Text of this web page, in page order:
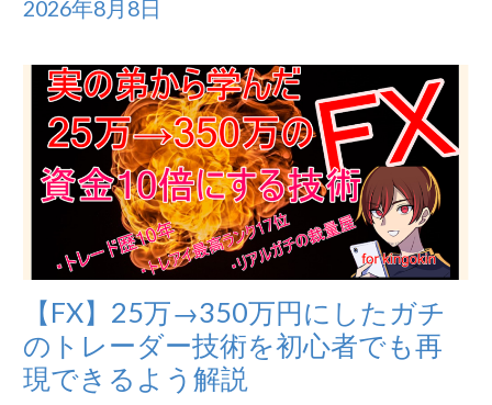
2026年8月8日
【FX】25万→350万円にしたガチ
のトレーダー技術を初心者でも再
現できるよう解説